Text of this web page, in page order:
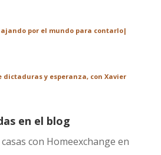
por el mundo para contarlo|
dictaduras y esperanza, con Xavier
en el blog